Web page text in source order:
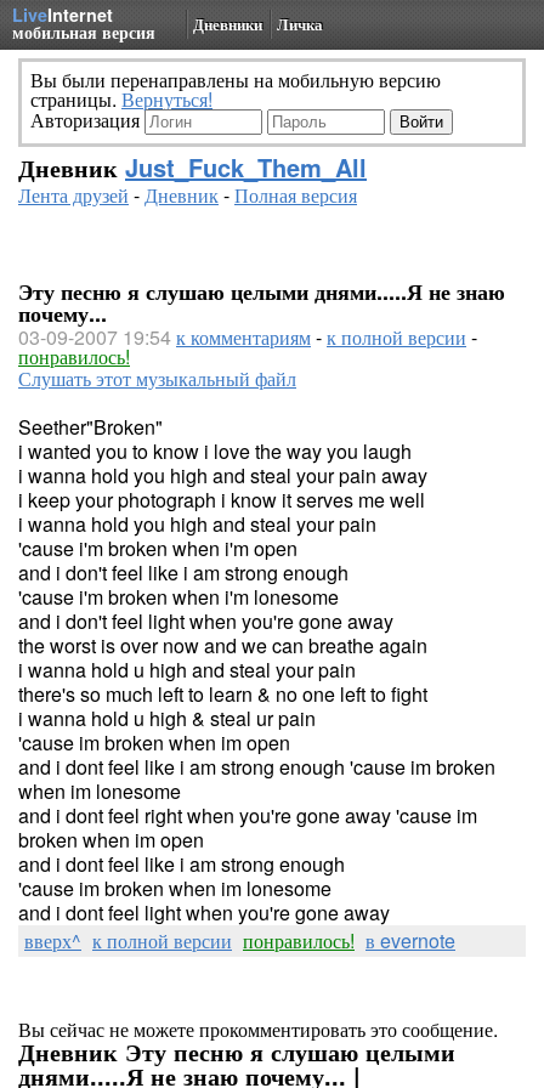
LiveInternet
мобильная версия Дневники Личка
Вы были перенаправлены на мобильную версию
страницы. Вернуться!
Авторизация
Дневник Just_Fuck_Them_All
Лента друзей -Дневник-Полная версия
Эту песню я слушаю целыми днями.....Я не знаю
почему...
03-09-2007 19:54к комментариям-к полной версии -
понравилось!
Слушать этот музыкальный файл
Seether"Broken"
i wanted you to know i love the way you laugh
i wanna hold you high and steal your pain away
i keep your photograph i know it serves me well
i wanna hold you high and steal your pain
'cause i'm broken when i'm open
and i don't feel like i am strong enough
'cause i'm broken when i'm lonesome
and i don't feel light when you're gone away
the worst is over now and we can breathe again
i wanna hold u high and steal your pain
there's so much left to learn & no one left to fight
i wanna hold u high & steal ur pain
'cause im broken when im open
and i dont feel like i am strong enough 'cause im broken
when im lonesome
and i dont feel right when you're gone away 'cause im
broken when im open
and i dont feel like i am strong enough
'cause im broken when im lonesome
and i dont feel light when you're gone away
вверх^ к полной версии понравилось! в evernote
Вы сейчас не можете прокомментировать это сообщение.
Дневник Эту песню я слушаю целыми
днями.....Я не знаю почему... |